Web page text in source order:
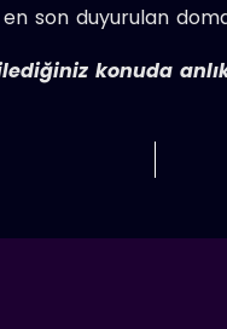
son duyurulan
konuda